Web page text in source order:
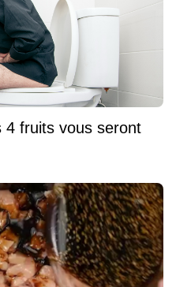
4 fruits vous seront